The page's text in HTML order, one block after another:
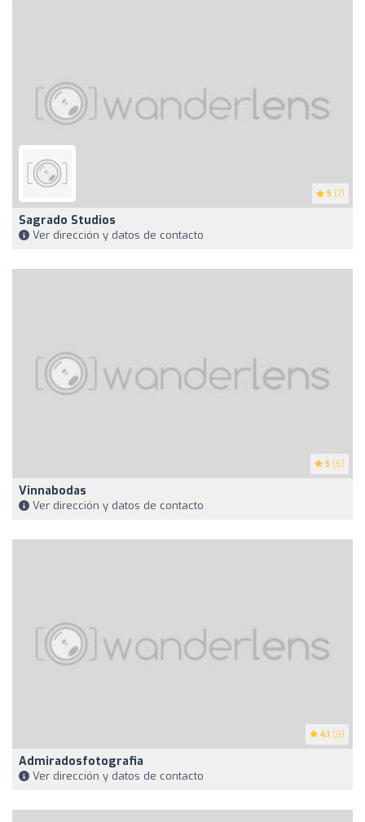
5 (7)
Sagrado Studios
Ver dirección y datos de contacto
5 (5)
Vinnabodas
Ver dirección y datos de contacto
4.1 (9)
Admiradosfotografia
Ver dirección y datos de contacto